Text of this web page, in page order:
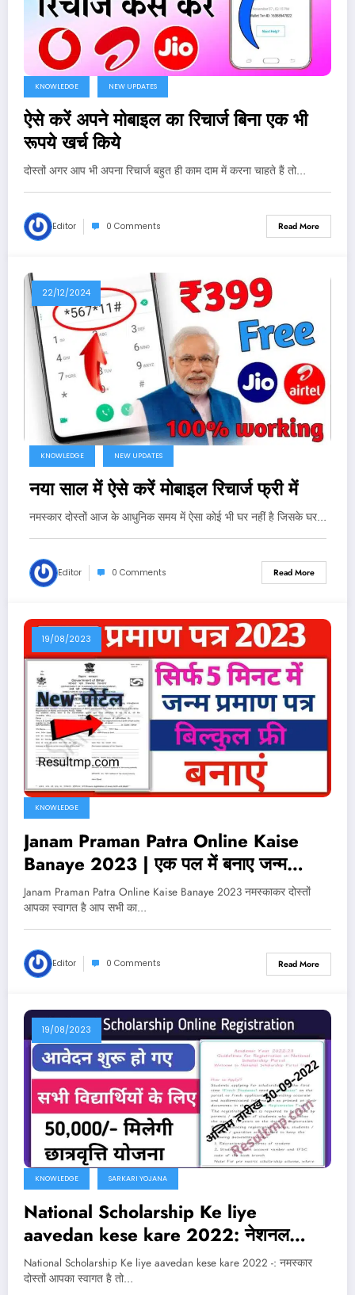
KNOWLEDGE NEW UPDATES
ऐसे करें अपने मोबाइल का रिचार्ज बिना एक भी
रूपये खर्च किये
दोस्तों अगर आप भी अपना रिचार्ज बहुत ही काम दाम में करना चाहते हैं तो…
Editor 0 Comments Read More
22/12/2024
KNOWLEDGE NEW UPDATES
नया साल में ऐसे करें मोबाइल रिचार्ज फ्री में
नमस्कार दोस्तों आज के आधुनिक समय में ऐसा कोई भी घर नहीं है जिसके घर…
Editor 0 Comments Read More
19/08/2023
KNOWLEDGE
Janam Praman Patra Online Kaise
Banaye 2023 | एक पल में बनाए जन्म
प्रमाण पत्र ओनलाइन घर बैठे
Janam Praman Patra Online Kaise Banaye 2023 नमस्काकर दोस्तों
आपका स्वागत है आप सभी का…
Editor 0 Comments Read More
19/08/2023
KNOWLEDGE SARKARI YOJANA
National Scholarship Ke liye
aavedan kese kare 2022: नेशनल
स्कॉलरशिप के लिए आवेदन कैसे करें, यहां से करें
आवेदन Direct Link
National Scholarship Ke liye aavedan kese kare 2022 -: नमस्कार
दोस्तों आपका स्वागत है तो…